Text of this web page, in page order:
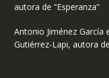
autora de “Esperanza”
Antonio Jiménez García
Gutiérrez-Lapi, autora